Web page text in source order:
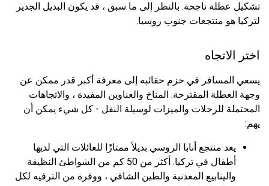
تشكيل عطلة ناجحة. بالنظر إلى ما سبق ، قد يكون البديل الجدير
لتركيا هو منتجعات جنوب روسيا.
اختر الاتجاه
يسعي المسافر في حزم حقائبه إلى معرفة أكبر قدر ممكن عن
وجهة العطلة المقترحة. المناخ والعناوين المفيدة ، والاتجاهات
المحتملة للرحلات والميزات لوسيلة النقل - كل شيء يمكن أن
يهم:
يعد منتجع أنابا الروسي بديلاً ممتازًا للعائلات التي لديها
أطفال في تركيا. أكثر من 50 كم من الشواطئ النظيفة
والينابيع المعدنية والطين الشافي ، ووفرة من الترفيه لكل